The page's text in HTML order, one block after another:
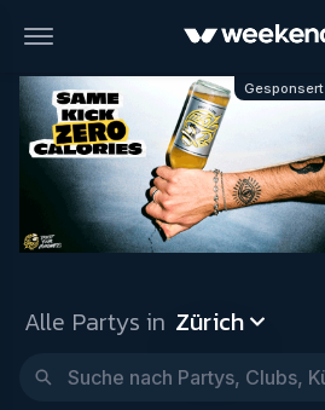
Gesponsert
Alle Partys in Zürich
Datum